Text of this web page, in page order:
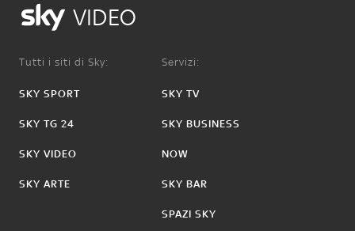
VIDEO
Tutti i siti di Sky:
SKY SPORT
SKY TG 24
SKY VIDEO
SKY ARTE
Servizi:
SKY TV
SKY BUSINESS
NOW
SKY BAR
SPAZI SKY